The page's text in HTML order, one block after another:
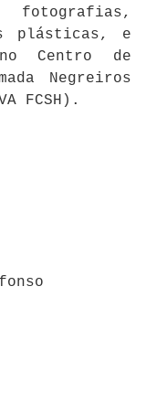
plásticas, e
Centro de
Negreiros
FCSH).